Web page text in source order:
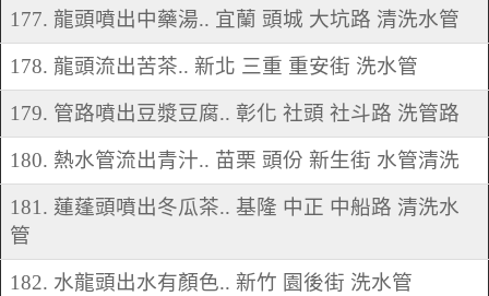
177. 龍頭噴出中藥湯.. 宜蘭 頭城 大坑路 清洗水管
178. 龍頭流出苦茶.. 新北 三重 重安街 洗水管
179. 管路噴出豆漿豆腐.. 彰化 社頭 社斗路 洗管路
180. 熱水管流出青汁.. 苗栗 頭份 新生街 水管清洗
181. 蓮蓬頭噴出冬瓜茶.. 基隆 中正 中船路 清洗水
管
182. 水龍頭出水有顏色.. 新竹 園後街 洗水管